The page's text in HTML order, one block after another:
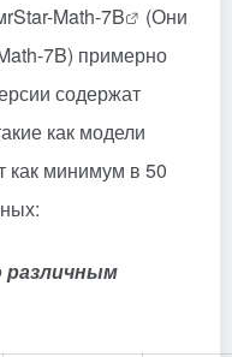
rStar-Math-7B
(Они
7B) примерно
содержат
как модели
как минимум в 50